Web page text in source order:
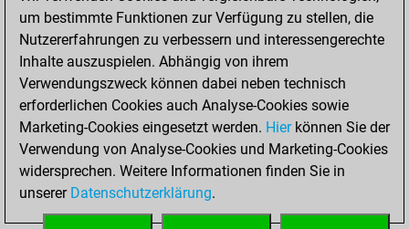
46 . Fastnet00 18 55
308
48. Majorwildesacke 28 27
289
49. Nimzo01 47 46
50. Trident777 63 169 247
VOR STARTSEITE
1: 1-51 2: 51-101
um bestimmte Funktionen zur Verfügung zu stellen, die
Nutzererfahrungen zu verbessern und interessengerechte
Inhalte auszuspielen. Abhängig von ihrem
Verwendungszweck können dabei neben technisch
erforderlichen Cookies auch Analyse-Cookies sowie
Marketing-Cookies eingesetzt werden. Hierkönnen Sie der
Verwendung von Analyse-Cookies und Marketing-Cookies
widersprechen. Weitere Informationen finden Sie in
unserer Datenschutzerklärung.